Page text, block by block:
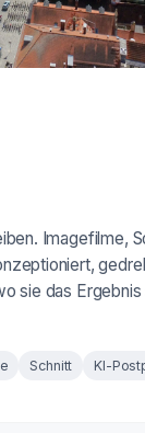
Imagefilme,
sie das
Schnitt KI-